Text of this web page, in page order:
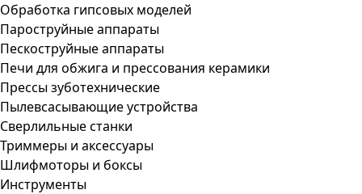
Обработка гипсовых моделей
Пароструйные аппараты
Пескоструйные аппараты
Печи для обжига и прессования керамики
Прессы зуботехнические
Пылевсасывающие устройства
Сверлильные станки
Триммеры и аксессуары
Шлифмоторы и боксы
Инструменты